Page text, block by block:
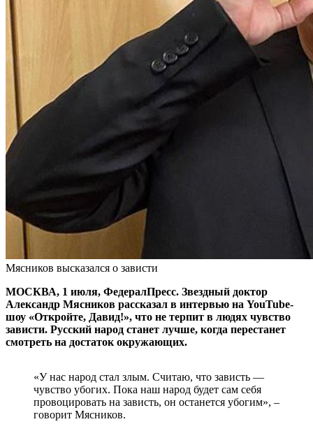
Мясников высказался о зависти
МОСКВА, 1 июля, ФедералПресс. Звездный доктор
Александр Мясников рассказал в интервью на YouTube-
шоу «Откройте, Давид!», что не терпит в людях чувство
зависти. Русский народ станет лучше, когда перестанет
смотреть на достаток окружающих.
«У нас народ стал злым. Считаю, что зависть —
чувство убогих. Пока наш народ будет сам себя
провоцировать на зависть, он останется убогим», –
говорит Мясников.